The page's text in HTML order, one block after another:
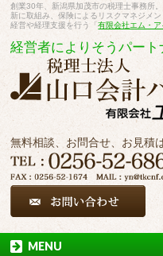
創業30年、新潟県加茂市の税理士事務所
新に取組み、保険によるリスクマネジメン
経営や経理支援を行う「有限会社エム・ア
経営者によりそうパート
無料相談、お問合せ、お見積
MENU